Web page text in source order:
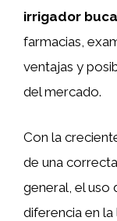
irrigador
farmacias,
ventajas y
del mercado.
Con la
de una
general, el uso
diferencia en